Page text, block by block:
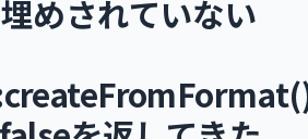
埋めされていない